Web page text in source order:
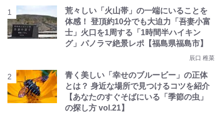
荒々しい「火山帯」の一端にいることを
体感！ 登頂約10分でも大迫力「吾妻小富
士」火口を1周する「1時間半ハイキン
グ」パノラマ絶景レポ【福島県福島市】
辰口 稚菜
青く美しい「幸せのブルービー」の正体
とは？ 身近な場所で見つけるコツを紹介
【あなたのすぐそばにいる「季節の虫」
の探し方 vol.21】